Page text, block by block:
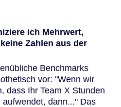
ich Mehrwert,
Zahlen aus der
Benchmarks
vor: "Wenn wir
dass Ihr Team X Stunden
aufwendet, dann..." Das